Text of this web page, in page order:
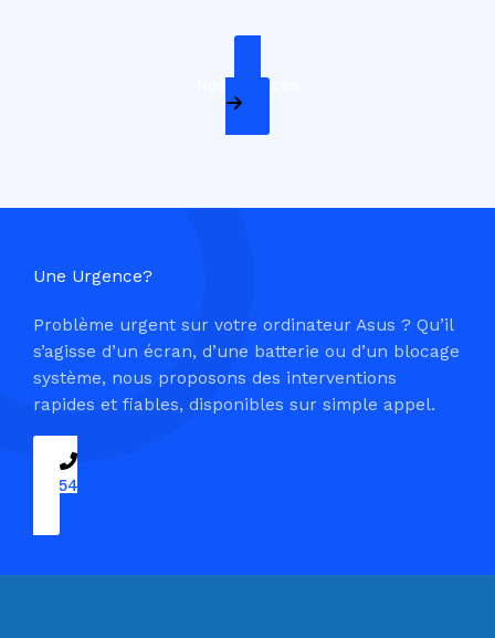
Nos Services
Une Urgence?
Problème urgent sur votre ordinateur Asus ? Qu’il
s’agisse d’un écran, d’une batterie ou d’un blocage
système, nous proposons des interventions
rapides et fiables, disponibles sur simple appel.
09 54 37 04 03